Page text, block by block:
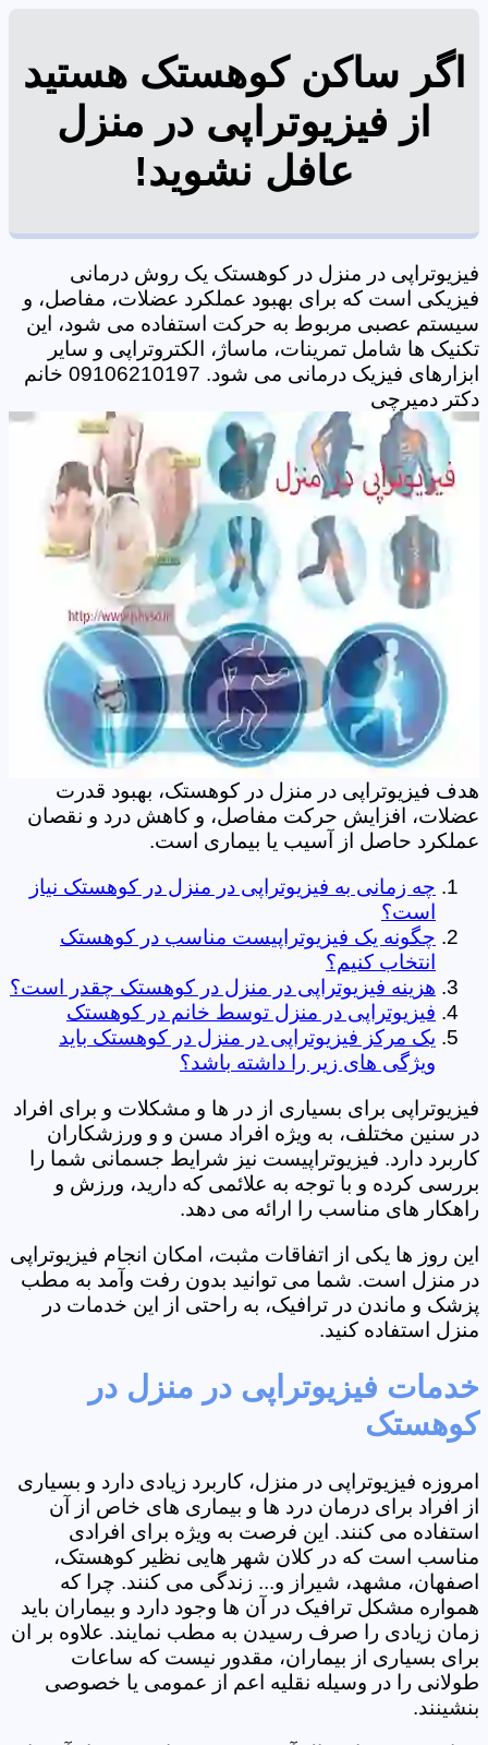
اگر ساکن کوهستک هستید
از فیزیوتراپی در منزل
عافل نشوید!
فیزیوتراپی در منزل در کوهستک یک روش درمانی
فیزیکی است که برای بهبود عملکرد عضلات، مفاصل، و
سیستم عصبی مربوط به حرکت استفاده می شود، این
تکنیک ها شامل تمرینات، ماساژ، الکتروتراپی و سایر
ابزارهای فیزیک درمانی می شود. 09106210197 خانم
دکتر دمیرچی
هدف فیزیوتراپی در منزل در کوهستک، بهبود قدرت
عضلات، افزایش حرکت مفاصل، و کاهش درد و نقصان
عملکرد حاصل از آسیب یا بیماری است.
چه زمانی به فیزیوتراپی در منزل در کوهستک نیاز
است؟
چگونه یک فیزیوتراپیست مناسب در کوهستک
انتخاب کنیم؟
هزینه فیزیوتراپی در منزل در کوهستک چقدر است؟
فیزیوتراپی در منزل توسط خانم در کوهستک
یک مرکز فیزیوتراپی در منزل در کوهستک باید
ویژگی های زیر را داشته باشد؟
فیزیوتراپی برای بسیاری از در ها و مشکلات و برای افراد
در سنین مختلف، به ویژه افراد مسن و و ورزشکاران
کاربرد دارد. فیزیوتراپیست نیز شرایط جسمانی شما را
بررسی کرده و با توجه به علائمی که دارید، ورزش و
راهکار های مناسب را ارائه می دهد.
این روز ها یکی از اتفاقات مثبت، امکان انجام فیزیوتراپی
در منزل است. شما می توانید بدون رفت وآمد به مطب
پزشک و ماندن در ترافیک، به راحتی از این خدمات در
منزل استفاده کنید.
خدمات فیزیوتراپی در منزل در
کوهستک
امروزه فیزیوتراپی در منزل، کاربرد زیادی دارد و بسیاری
از افراد برای درمان درد ها و بیماری های خاص از آن
استفاده می کنند. این فرصت به ویژه برای افرادی
مناسب است که در کلان شهر هایی نظیر کوهستک،
اصفهان، مشهد، شیراز و... زندگی می کنند. چرا که
همواره مشکل ترافیک در آن ها وجود دارد و بیماران باید
زمان زیادی را صرف رسیدن به مطب نمایند. علاوه بر ان
برای بسیاری از بیماران، مقدور نیست که ساعات
طولانی را در وسیله نقلیه اعم از عمومی یا خصوصی
بنشینند.